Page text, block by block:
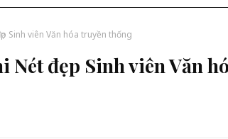
Sinh viên Văn hóa truyền thống
đẹp Sinh viên Văn